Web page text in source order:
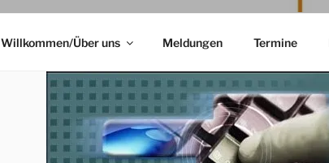
Willkommen/Über uns Meldungen Termine